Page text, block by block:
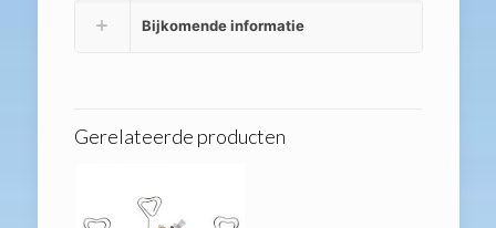
Bijkomende informatie
Gerelateerde producten